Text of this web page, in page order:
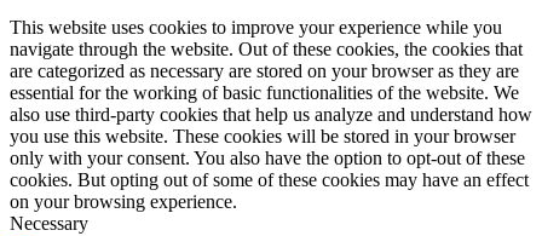
This website uses cookies to improve your experience while you
navigate through the website. Out of these cookies, the cookies that
are categorized as necessary are stored on your browser as they are
essential for the working of basic functionalities of the website. We
also use third-party cookies that help us analyze and understand how
you use this website. These cookies will be stored in your browser
only with your consent. You also have the option to opt-out of these
cookies. But opting out of some of these cookies may have an effect
on your browsing experience.
Necessary